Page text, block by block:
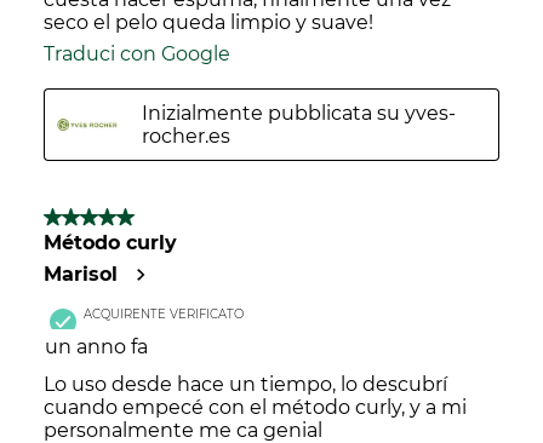
seco el pelo queda limpio y suave!
Traduci con Google
Inizialmente pubblicata su yves-
rocher.es
5 su 5 stelle.
Método curly
Marisol
ACQUIRENTE VERIFICATO
un anno fa
Lo uso desde hace un tiempo, lo descubrí
cuando empecé con el método curly, y a mi
personalmente me ca genial